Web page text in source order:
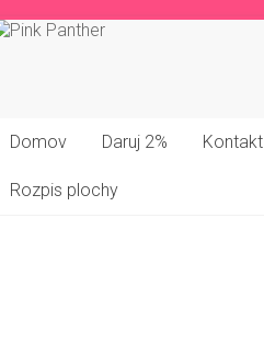
Panther
Amatérsky
Domov Daruj 2% Kontakt
Rozpis plochy